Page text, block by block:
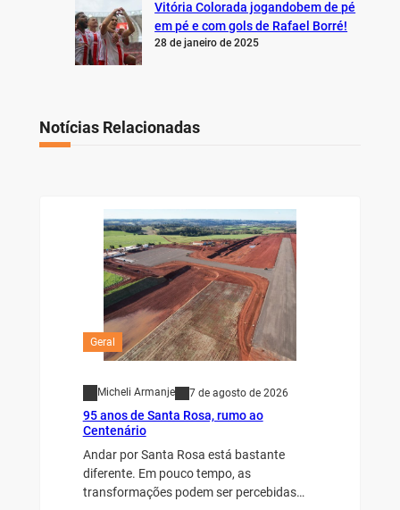
Vitória Colorada jogandobem de pé
em pé e com gols de Rafael Borré!
28 de janeiro de 2025
Notícias Relacionadas
Geral
Micheli Armanje 7 de agosto de 2026
95 anos de Santa Rosa, rumo ao
Centenário
Andar por Santa Rosa está bastante
diferente. Em pouco tempo, as
transformações podem ser percebidas…